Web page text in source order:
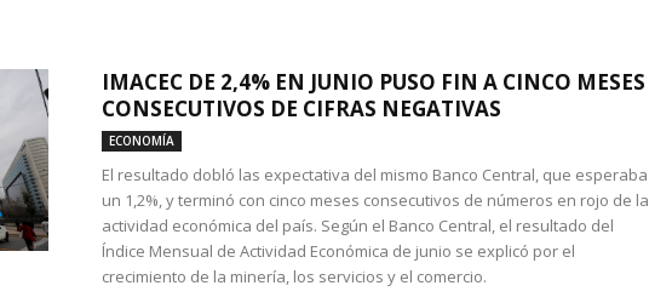
IMACEC DE 2,4% EN JUNIO PUSO FIN A CINCO MESES
CONSECUTIVOS DE CIFRAS NEGATIVAS
ECONOMÍA
El resultado dobló las expectativa del mismo Banco Central, que esperaba
un 1,2%, y terminó con cinco meses consecutivos de números en rojo de la
actividad económica del país. Según el Banco Central, el resultado del
Índice Mensual de Actividad Económica de junio se explicó por el
crecimiento de la minería, los servicios y el comercio.